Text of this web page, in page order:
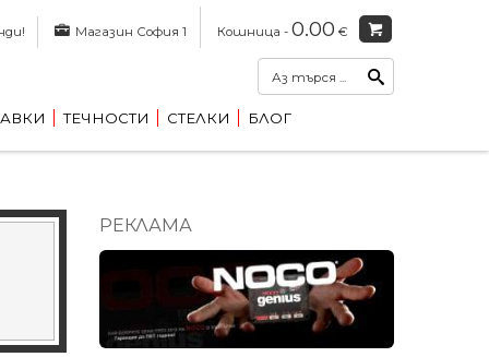
Магазин София 1 Кошница - 0.00 €
ТЕЧНОСТИ СТЕЛКИ БЛОГ
РЕКЛАМА